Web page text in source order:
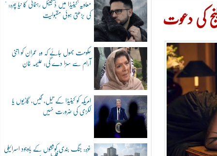
"معاویہ"کینیڈا میں ڈیجیٹل رہنمائی کا نیا چہرہ:
کی بڑھتی ہوئی مقبولیت
حکومت بھول جائے کہ وہ عمران کو اتنی
آرام سے سزا دے گی: علیمہ خان
امریکہ کو کینیڈا کے تیل، گیس، گاڑیوں یا
لکڑی کی ضرورت نہیں
غزہ: جنگ بندی کوششوں کے باوجود اسرائیلی
کی دعوت